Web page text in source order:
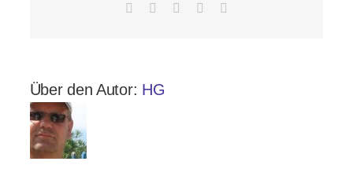
Facebook LinkedInPinterest
Über den Autor: HG